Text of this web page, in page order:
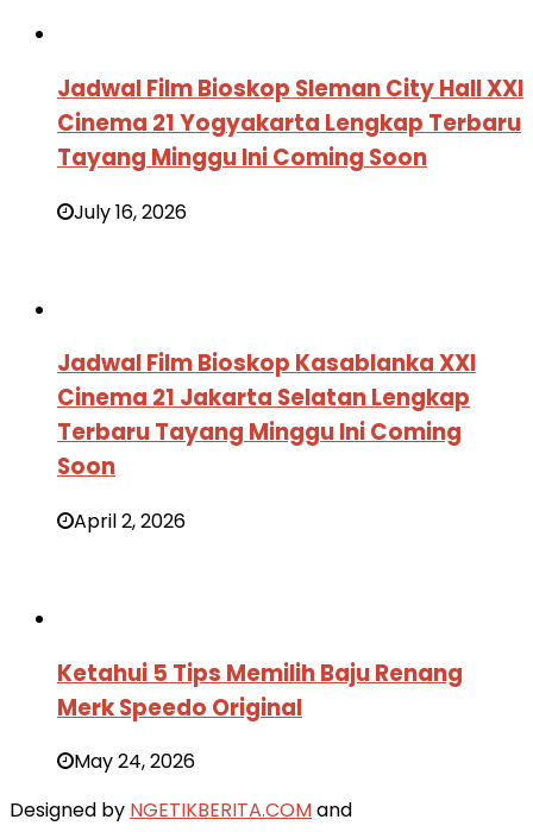
Jadwal Film Bioskop Sleman City Hall XXI
Cinema 21 Yogyakarta Lengkap Terbaru
Tayang Minggu Ini Coming Soon
July 16, 2026
Jadwal Film Bioskop Kasablanka XXI
Cinema 21 Jakarta Selatan Lengkap
Terbaru Tayang Minggu Ini Coming
Soon
April 2, 2026
Ketahui 5 Tips Memilih Baju Renang
Merk Speedo Original
May 24, 2026
Designed by NGETIKBERITA.COMand